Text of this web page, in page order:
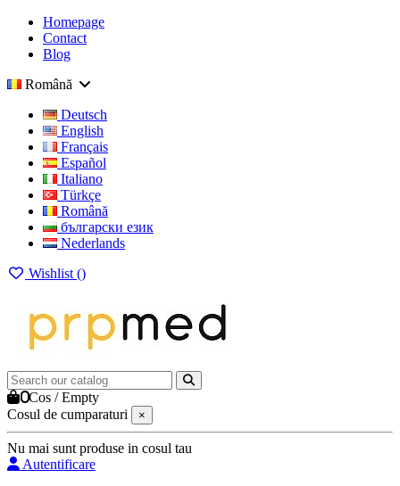
Homepage
Contact
Blog
Română
Deutsch
English
Français
Español
Italiano
Türkçe
Română
български език
Nederlands
Wishlist ()
0Cos /Empty
Cosul de cumparaturi
×
Nu mai sunt produse in cosul tau
Autentificare